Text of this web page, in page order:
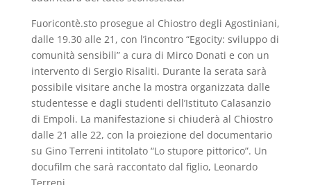
Fuoricontè.sto prosegue al Chiostro degli Agostiniani,
dalle 19.30 alle 21, con l’incontro “Egocity: sviluppo di
comunità sensibili” a cura di Mirco Donati e con un
intervento di Sergio Risaliti. Durante la serata sarà
possibile visitare anche la mostra organizzata dalle
studentesse e dagli studenti dell’Istituto Calasanzio
di Empoli. La manifestazione si chiuderà al Chiostro
dalle 21 alle 22, con la proiezione del documentario
su Gino Terreni intitolato “Lo stupore pittorico”. Un
docufilm che sarà raccontato dal figlio, Leonardo
Terreni.